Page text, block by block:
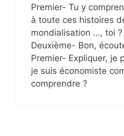
Premier- Tu y
à toute ces histoires
mondialisation …, toi ?
Deuxième- Bon,
Premier- Expliquer, je
je suis économiste
comprendre ?